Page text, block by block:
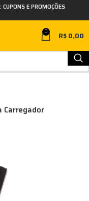
E PROMOÇÕES
0 R$0,00
Carregador